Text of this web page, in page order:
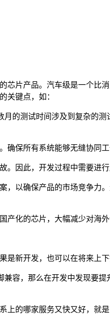
芯片产品。汽车级是一个比
关键点，如：
的测试时间涉及到复杂的
保所有系统能够无缝协同工
因此，开发过程中需要进行
以确保产品的市场竞争力
产化的芯片，大幅减少对海
新开发，也可以在将来上下
容，那么在开发中发现要
上的哪家服务又快又好，就是